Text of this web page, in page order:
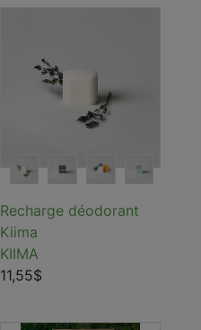
Recharge déodorant
Kiima
KIIMA
11,55$